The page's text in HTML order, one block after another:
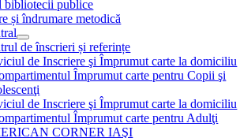
bibliotecii publice
și îndrumare metodică
de înscrieri și referințe
de Inscriere şi Împrumut carte la domiciliu
Împrumut carte pentru Copii şi
de Inscriere şi Împrumut carte la domiciliu
Împrumut carte pentru Adulţi
CORNER IAŞI